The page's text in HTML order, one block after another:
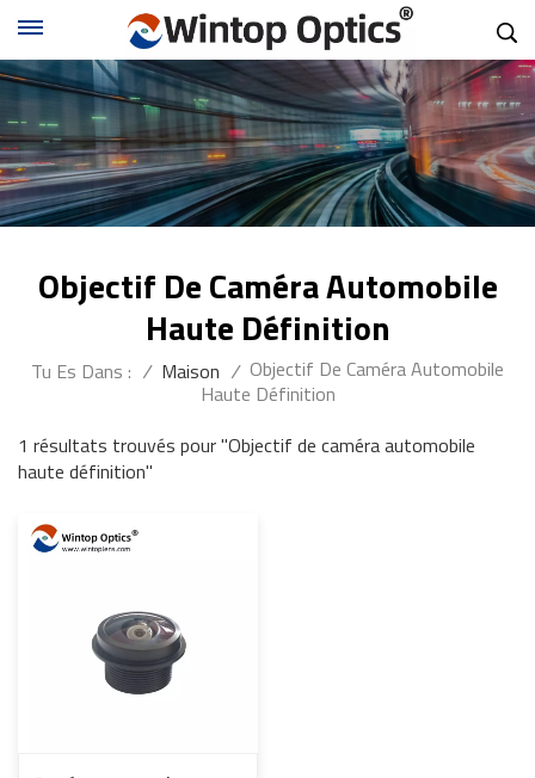
Objectif De Caméra Automobile
Haute Définition
Tu Es Dans : / Maison / Objectif De Caméra Automobile
Haute Définition
1 résultats trouvés pour "Objectif de caméra automobile
haute définition"